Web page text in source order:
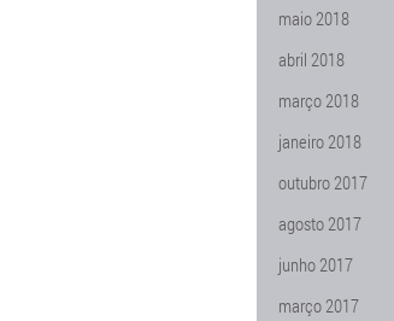
maio 2018
abril 2018
março 2018
janeiro 2018
outubro 2017
agosto 2017
junho 2017
março 2017